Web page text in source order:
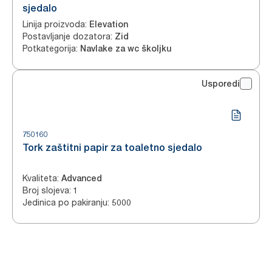
sjedalo
Linija proizvoda: Elevation
Postavljanje dozatora: Zid
Potkategorija: Navlake za wc školjku
Usporedi
750160
Tork zaštitni papir za toaletno sjedalo
Kvaliteta: Advanced
Broj slojeva: 1
Jedinica po pakiranju: 5000